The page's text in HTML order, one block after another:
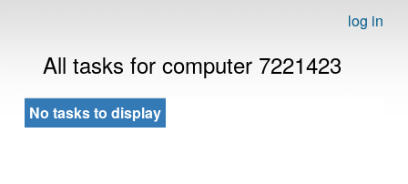
log in
All tasks for computer 7221423
No tasks to display